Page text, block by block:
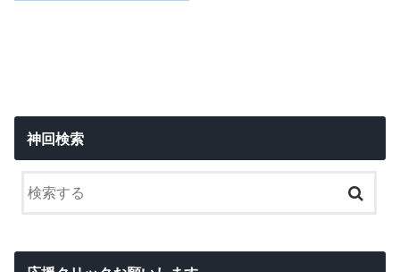
神回検索